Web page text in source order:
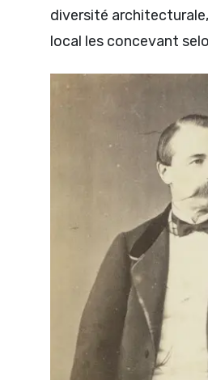
diversité
local les concevant